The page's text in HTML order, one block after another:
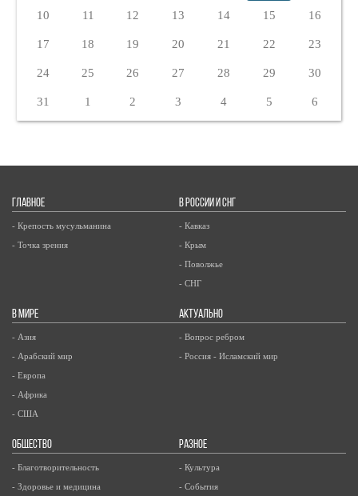
10 11 12 13 14 15 16
17 18 19 20 21 22 23
24 25 26 27 28 29 30
31 1 2 3 4 5 6
ГЛАВНОЕ
- Крепость мусульманина
- Точка зрения
В РОССИИ И СНГ
- Кавказ
- Крым
- Поволжье
- СНГ
В МИРЕ
- Азия
- Арабский мир
- Европа
- Африка
- США
АКТУАЛЬНО
- Вопрос ребром
- Россия - Исламский мир
ОБЩЕСТВО
- Благотворительность
- Здоровье и медицина
РАЗНОЕ
- Культура
- События